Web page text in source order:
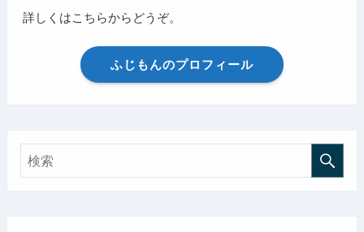
詳しくはこちらからどうぞ。
ふじもんのプロフィール